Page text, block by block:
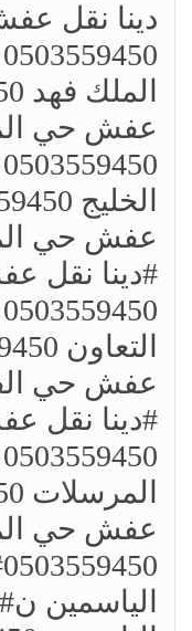
؜دينا نقل
عفش حي
؜#دينا نقل
عفش حي الفلاح
؜؜#دينا نقل
عفش حي
الياسمين